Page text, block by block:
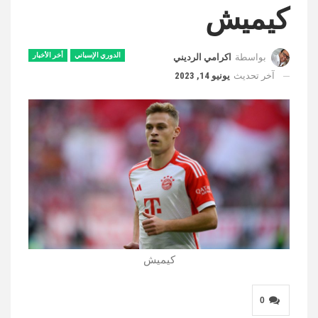
كيميش
الدوري الإسباني أخر الأخبار بواسطة اكرامي الرديني
آخر تحديث يونيو 14, 2023
كيميش
0